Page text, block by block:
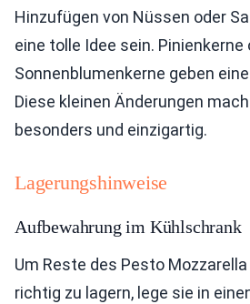
Hinzufügen von Nüssen oder
eine tolle Idee sein. Pinienkerne
Sonnenblumenkerne geben
Diese kleinen Änderungen
besonders und einzigartig.
Lagerungshinweise
Aufbewahrung im Kühlschrank
Um Reste des Pesto
richtig zu lagern, lege sie in